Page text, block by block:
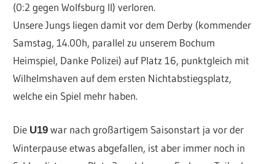
(0:2 gegen Wolfsburg II) verloren.
Unsere Jungs liegen damit vor dem Derby (kommender
Samstag, 14.00h, parallel zu unserem Bochum
Heimspiel, Danke Polizei) auf Platz 16, punktgleich mit
Wilhelmshaven auf dem ersten Nichtabstiegsplatz,
welche ein Spiel mehr haben.
Die U19 war nach großartigem Saisonstart ja vor der
Winterpause etwas abgefallen, ist aber immer noch in